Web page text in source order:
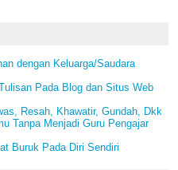
dengan Keluarga/Saudara
Pada Blog dan Situs Web
Resah, Khawatir, Gundah, Dkk
Tanpa Menjadi Guru Pengajar
Buruk Pada Diri Sendiri